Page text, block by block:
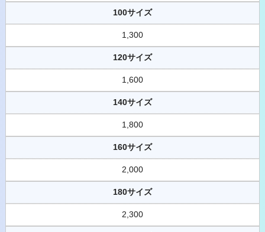
100サイズ
1,300
120サイズ
1,600
140サイズ
1,800
160サイズ
2,000
180サイズ
2,300